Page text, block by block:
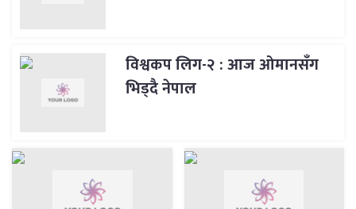
विश्वकप लिग-२ : आज ओमानसँग
भिड्दै नेपाल